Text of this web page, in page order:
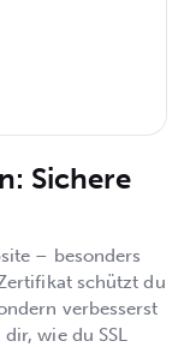
Sichere
– besonders
schützt du
verbesserst
wie du SSL